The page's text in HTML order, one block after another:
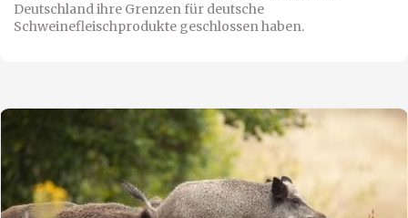
Deutschland ihre Grenzen für deutsche
Schweinefleischprodukte geschlossen haben.